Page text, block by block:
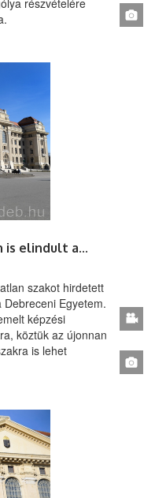
részvételére
A Debreceni Egyetemen is elindult a pótfelvételi
szakot hirdetett
Egyetem.
képzési
köztük az újonnan
is lehet